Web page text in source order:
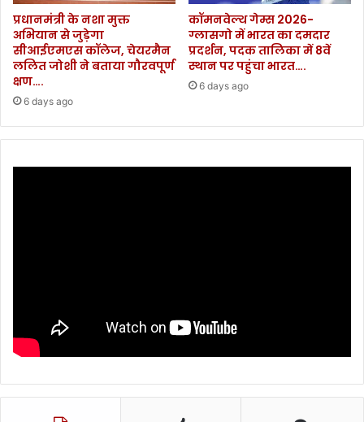
प्रधानमंत्री के नशा मुक्त
अभियान से जुड़ेगा
सीआईएमएस कॉलेज, चेयरमैन
ललित जोशी ने बताया गौरवपूर्ण
क्षण….
6 days ago
कॉमनवेल्थ गेम्स 2026-
ग्लासगो में भारत का दमदार
प्रदर्शन, पदक तालिका में 8वें
स्थान पर पहुंचा भारत….
6 days ago